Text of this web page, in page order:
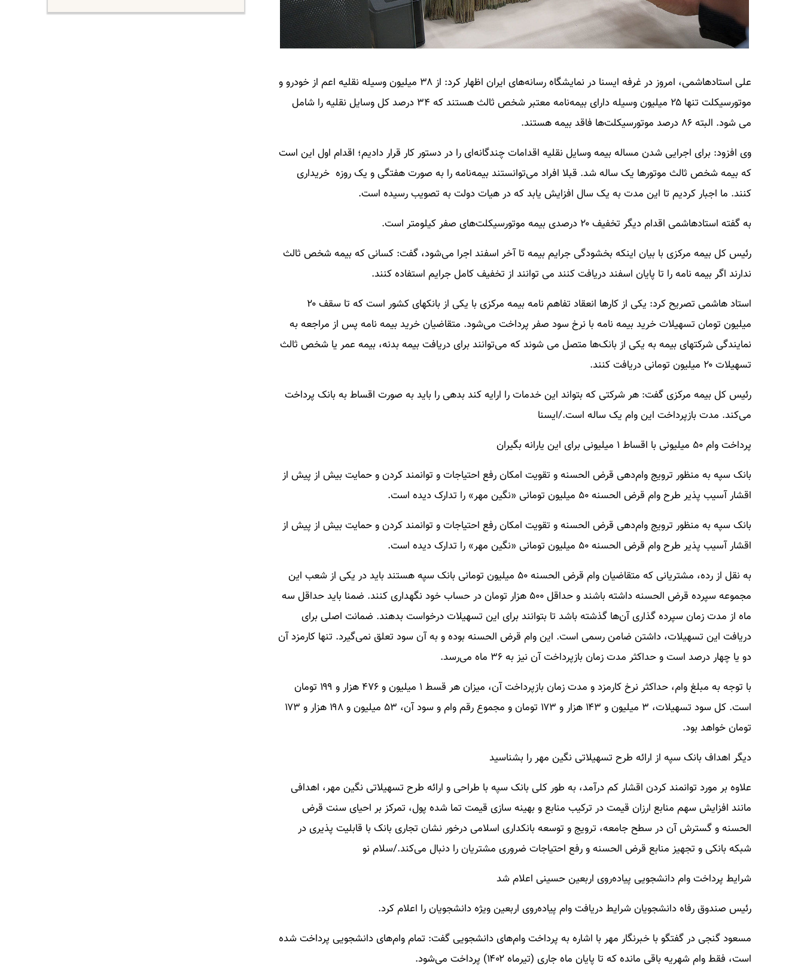
علی استادهاشمی، امروز در غرفه ایسنا در نمایشگاه رسانه‌های ایران اظهار کرد: از ۳۸ میلیون وسیله نقلیه اعم از خودرو و
موتورسیکلت تنها ۲۵ میلیون وسیله دارای بیمه‌نامه معتبر شخص ثالث هستند که ۳۴ درصد کل وسایل نقلیه را شامل
می شود. البته ۸۶ درصد موتورسیکلت‌ها فاقد بیمه هستند.
وی افزود: برای اجرایی شدن مساله بیمه وسایل نقلیه اقدامات چندگانه‌ای را در دستور کار قرار دادیم؛ اقدام اول این است
که بیمه شخص ثالث موتورها یک ساله شد. قبلا افراد می‌توانستند بیمه‌نامه را به صورت هفتگی و یک روزه خریداری
کنند. ما اجبار کردیم تا این مدت به یک سال افزایش یابد که در هیات دولت به تصویب رسیده است.
به گفته استادهاشمی اقدام دیگر تخفیف ۲۰ درصدی بیمه موتورسیکلت‌های صفر کیلومتر است.
رئیس کل بیمه مرکزی با بیان اینکه بخشودگی جرایم بیمه تا آخر اسفند اجرا می‌شود، گفت: کسانی که بیمه شخص ثالث
ندارند اگر بیمه نامه را تا پایان اسفند دریافت کنند می توانند از تخفیف کامل جرایم استفاده کنند.
استاد هاشمی تصریح کرد: یکی از کارها انعقاد تفاهم نامه بیمه مرکزی با یکی از بانکهای کشور است که تا سقف ۲۰
میلیون تومان تسهیلات خرید بیمه نامه با نرخ سود صفر پرداخت می‌شود. متقاضیان خرید بیمه نامه پس از مراجعه به
نمایندگی شرکتهای بیمه به یکی از بانک‌ها متصل می شوند که می‌توانند برای دریافت بیمه بدنه، بیمه عمر یا شخص ثالث
تسهیلات ۲۰ میلیون تومانی دریافت کنند.
رئیس کل بیمه مرکزی گفت: هر شرکتی که بتواند این خدمات را ارایه کند بدهی را باید به صورت اقساط به بانک پرداخت
می‌کند. مدت بازپرداخت این وام یک ساله است./ایسنا
پرداخت وام ۵۰ میلیونی با اقساط ۱ میلیونی برای این یارانه بگیران
بانک سپه به منظور ترویج وام‌دهی قرض الحسنه و تقویت امکان رفع احتیاجات و توانمند کردن و حمایت بیش از پیش از
اقشار آسیب پذیر طرح وام قرض الحسنه ۵۰ میلیون تومانی «نگین مهر» را تدارک دیده است.
بانک سپه به منظور ترویج وام‌دهی قرض الحسنه و تقویت امکان رفع احتیاجات و توانمند کردن و حمایت بیش از پیش از
اقشار آسیب پذیر طرح وام قرض الحسنه ۵۰ میلیون تومانی «نگین مهر» را تدارک دیده است.
به نقل از رده، مشتریانی که متقاضیان وام قرض الحسنه ۵۰ میلیون تومانی بانک سپه هستند باید در یکی از شعب این
مجموعه سپرده قرض الحسنه داشته باشند و حداقل ۵۰۰ هزار تومان در حساب خود نگهداری کنند. ضمنا باید حداقل سه
ماه از مدت زمان سپرده گذاری آن‌ها گذشته باشد تا بتوانند برای این تسهیلات درخواست بدهند. ضمانت اصلی برای
دریافت این تسهیلات، داشتن ضامن رسمی است. این وام قرض الحسنه بوده و به آن سود تعلق نمی‌گیرد. تنها کارمزد آن
دو یا چهار درصد است و حداکثر مدت زمان بازپرداخت آن نیز به ۳۶ ماه می‌رسد.
با توجه به مبلغ وام، حداکثر نرخ کارمزد و مدت زمان بازپرداخت آن، میزان هر قسط ۱ میلیون و ۴۷۶ هزار و ۱۹۹ تومان
است. کل سود تسهیلات، ۳ میلیون و ۱۴۳ هزار و ۱۷۳ تومان و مجموع رقم وام و سود آن، ۵۳ میلیون و ۱۹۸ هزار و ۱۷۳
تومان خواهد بود.
دیگر اهداف بانک سپه از ارائه طرح تسهیلاتی نگین مهر را بشناسید
علاوه بر مورد توانمند کردن اقشار کم درآمد، به طور کلی بانک سپه با طراحی و ارائه طرح تسهیلاتی نگین مهر، اهدافی
مانند افزایش سهم منابع ارزان قیمت در ترکیب منابع و بهینه سازی قیمت تما شده پول، تمرکز بر احیای سنت قرض
الحسنه و گسترش آن در سطح جامعه، ترویج و توسعه بانکداری اسلامی درخور نشان تجاری بانک با قابلیت پذیری در
شبکه بانکی و تجهیز منابع قرض الحسنه و رفع احتیاجات ضروری مشتریان را دنبال می‌کند./سلام نو
شرایط پرداخت وام دانشجویی پیاده‌روی اربعین حسینی اعلام شد
رئیس صندوق رفاه دانشجویان شرایط دریافت وام پیاده‌روی اربعین ویژه دانشجویان را اعلام کرد.
مسعود گنجی در گفتگو با خبرنگار مهر با اشاره به پرداخت وام‌های دانشجویی گفت: تمام وام‌های دانشجویی پرداخت شده
است، فقط وام شهریه باقی مانده که تا پایان ماه جاری (تیرماه ۱۴۰۲) پرداخت می‌شود.